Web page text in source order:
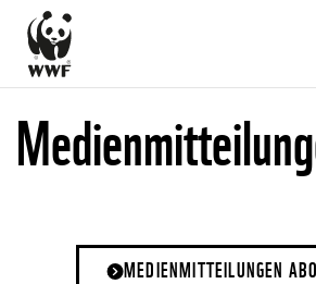
Direkt
zum
Inhalt
MEDIENMITTEILUNGEN